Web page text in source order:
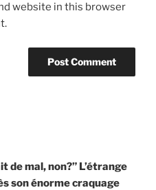
website in this browser
de mal, non?” L’étrange
son énorme craquage